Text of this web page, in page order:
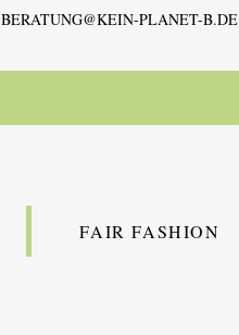
BERATUNG@KEIN-PLANET-B.DE
FAIR FASHION